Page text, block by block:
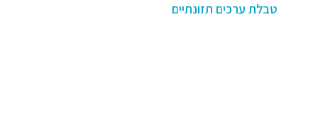
טבלת ערכים תזונתיים